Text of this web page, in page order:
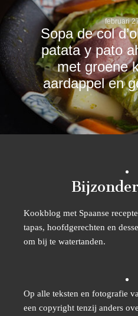
februari
Sopa de col
patata y pato
met groene
aardappel en
Kookblog met Spaanse
tapas, hoofdgerechten en
om bij te watertanden.
Op alle teksten en fotografie
een copyright tenzij anders